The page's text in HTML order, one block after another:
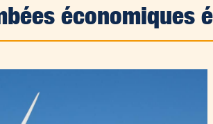
économiques